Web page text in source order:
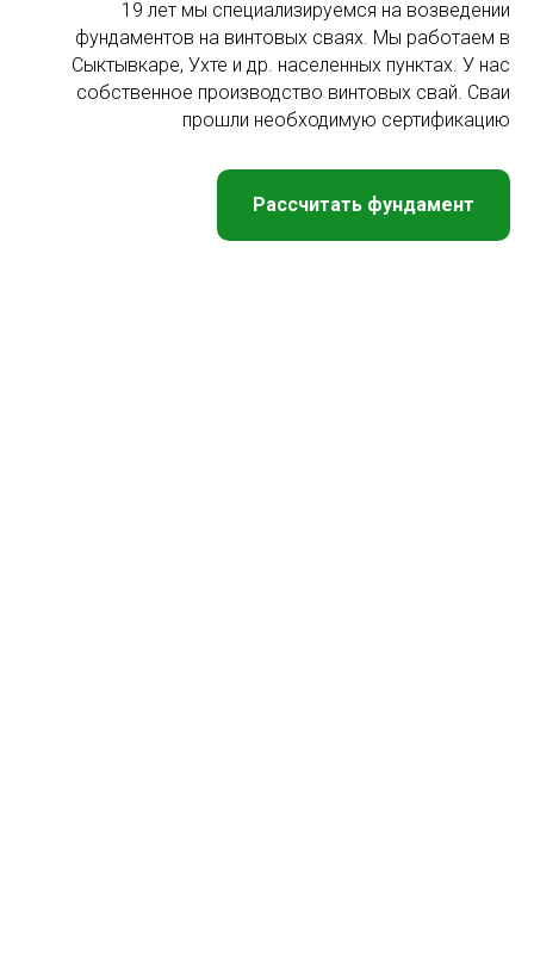
19 лет мы специализируемся на возведении
фундаментов на винтовых сваях. Мы работаем в
Сыктывкаре, Ухте и др. населенных пунктах. У нас
собственное производство винтовых свай. Сваи
прошли необходимую сертификацию
Рассчитать фундамент